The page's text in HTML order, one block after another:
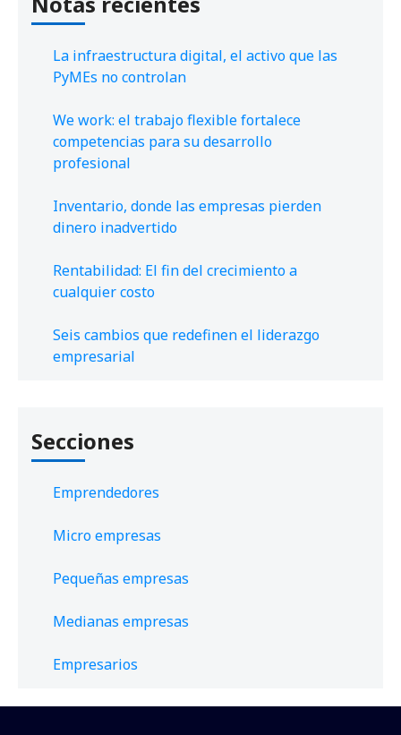
La infraestructura digital, el activo que las
PyMEs no controlan
We work: el trabajo flexible fortalece
competencias para su desarrollo
profesional
Inventario, donde las empresas pierden
dinero inadvertido
Rentabilidad: El fin del crecimiento a
cualquier costo
Seis cambios que redefinen el liderazgo
empresarial
Secciones
Emprendedores
Micro empresas
Pequeñas empresas
Medianas empresas
Empresarios